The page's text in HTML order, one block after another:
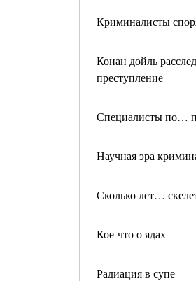
Криминалисты
Конан дойль
преступление
Специалисты по…
Научная эра
Сколько лет…
Кое-что о ядах
Радиация в супе